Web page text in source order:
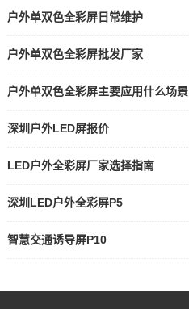
户外单双色全彩屏日常维护
户外单双色全彩屏批发厂家
户外单双色全彩屏主要应用什么场景
深圳户外LED屏报价
LED户外全彩屏厂家选择指南
深圳LED户外全彩屏P5
智慧交通诱导屏P10